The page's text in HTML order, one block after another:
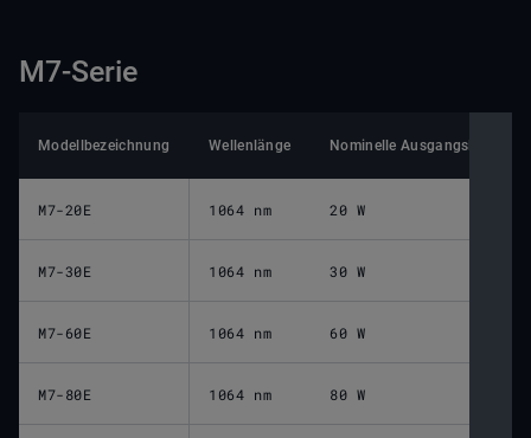
M7-Serie
Modellbezeichnung Wellenlänge Nominelle Ausgangsleistung
M7-20E 1064 nm 20 W
M7-30E 1064 nm 30 W
M7-60E 1064 nm 60 W
M7-80E 1064 nm 80 W